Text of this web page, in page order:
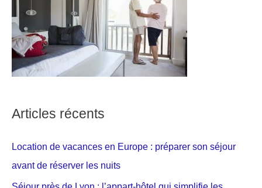
Articles récents
Location de vacances en Europe : préparer son séjour
avant de réserver les nuits